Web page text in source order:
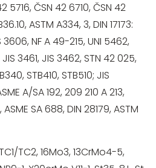
5716, ČSN 42 6710, ČSN 42
ASTM A334, 3, DIN 17173:
3606, NF A 49-215, UNI 5462,
3461, JIS 3462, STN 42 025,
STB410, STB510; JIS
A/SA 192, 209 210 A 213,
ASME SA 688, DIN 28179, ASTM
TC2, 16Mo3, 13CrMo4-5,